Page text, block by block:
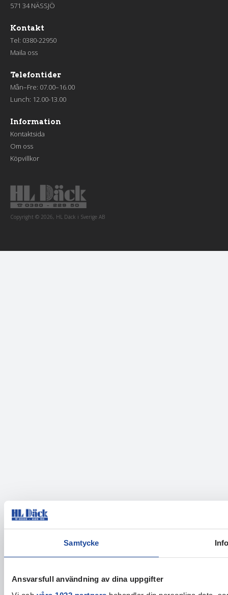
Samtycke
Ansvarsfull användning av dina uppgifter
571 34 NÄSSJÖ
Kontakt
Tel: 0380-22950
Maila oss
Telefontider
Mån–Fre: 07.00–16.00
Lunch: 12.00-13.00
Information
Kontaktsida
Om oss
Köpvillkor
Copyright © 2026, HL Däck i Sverige AB